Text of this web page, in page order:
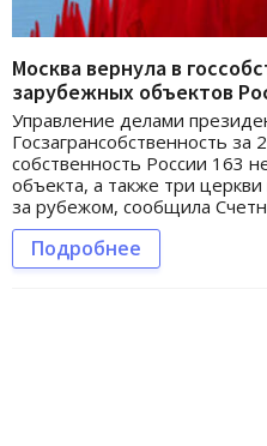
Москва вернула в
зарубежных объектов
Управление делами
Госзагрансобственность
собственность России 163
объекта, а также три
за рубежом, сообщила
Подробнее